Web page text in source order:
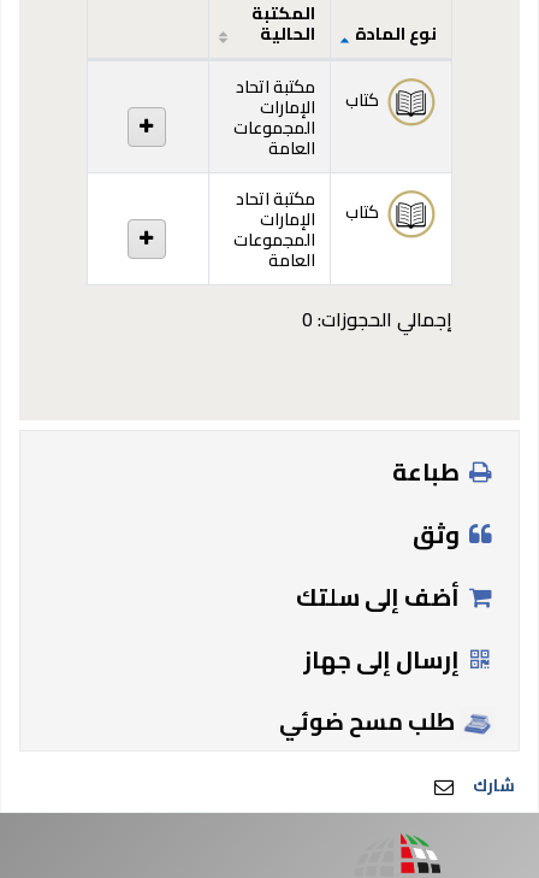
المقتنيات
نوع المادة
المكتبة
الحالية
كتاب مكتبة اتحاد
الإمارات
المجموعات
العامة
كتاب
مكتبة اتحاد
الإمارات
المجموعات
العامة
إجمالي الحجوزات: 0
طباعة
وثق
أضف إلى سلتك
إرسال إلى جهاز
طلب مسح ضوئي
شارك